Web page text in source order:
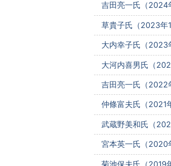
吉田亮一氏（2024
草貴子氏（2023年
大内幸子氏（2023
大河内喜男氏（
吉田亮一氏（2022
仲條富夫氏（2021
武蔵野美和氏（
宮本英一氏（2020
菊池保夫氏（2019